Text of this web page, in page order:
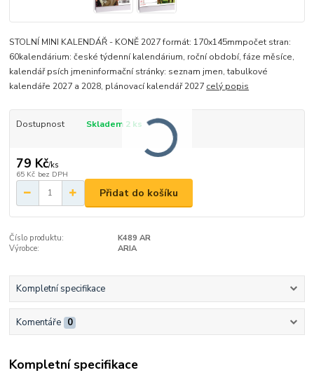
STOLNÍ MINI KALENDÁŘ - KONĚ 2027 formát: 170x145mmpočet stran:
60kalendárium: české týdenní kalendárium, roční období, fáze měsíce,
kalendář psích jmeninformační stránky: seznam jmen, tabulkové
kalendáře 2027 a 2028, plánovací kalendář 2027 celý popis
Dostupnost Skladem 2 ks
79 Kč/ks
65 Kč bez DPH
Přidat do košíku
Číslo produktu:
K489 AR
Výrobce:
ARIA
Kompletní specifikace
Komentáře 0
Kompletní specifikace